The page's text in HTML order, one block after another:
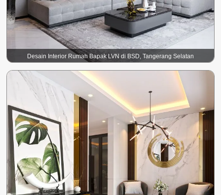
Desain Interior Rumah Bapak LVN di BSD, Tangerang Selatan